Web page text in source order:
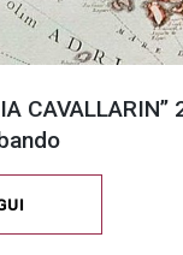
CAVALLARIN”